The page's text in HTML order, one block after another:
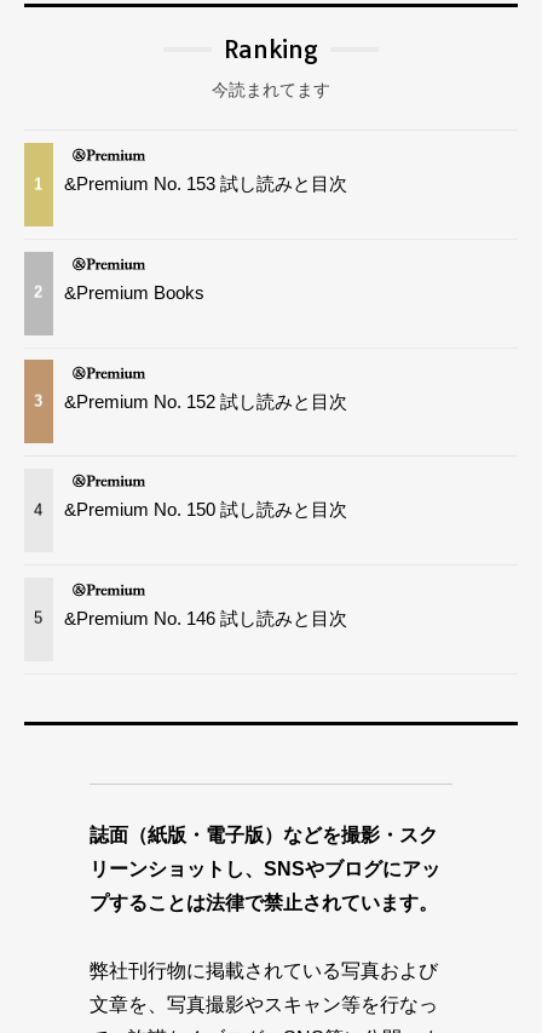
Ranking
今読まれてます
1 &Premium No. 153 試し読みと目次
2 &Premium Books
3 &Premium No. 152 試し読みと目次
4 &Premium No. 150 試し読みと目次
5 &Premium No. 146 試し読みと目次
誌面（紙版・電子版）などを撮影・スク
リーンショットし、SNSやブログにアッ
プすることは法律で禁止されています。
弊社刊行物に掲載されている写真および
文章を、写真撮影やスキャン等を行なっ